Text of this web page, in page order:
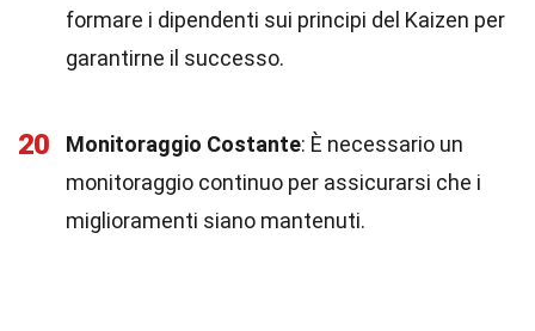
formare i dipendenti sui principi del Kaizen per
garantirne il successo.
20 Monitoraggio Costante: È necessario un
monitoraggio continuo per assicurarsi che i
miglioramenti siano mantenuti.